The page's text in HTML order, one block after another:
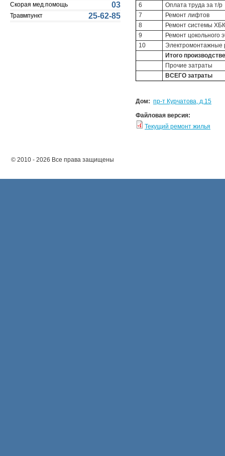
Скорая мед.помощь 03
Травмпункт 25-62-85
6
Оплата труда за т/р
7
Ремонт лифтов
8
Ремонт системы ХБК
9
Ремонт цокольного
10
Электромонтажные
Итого
Прочие затраты
ВСЕГО затраты
Дом: пр-т Курчатова, д.15
Файловая версия:
Текущий ремонт жилья
© 2010 - 2026 Все права защищены